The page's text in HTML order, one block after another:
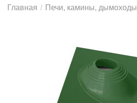
Главная / Печи, камины, дымоходы